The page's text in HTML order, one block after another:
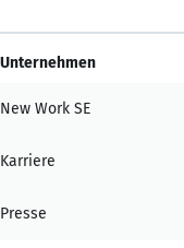
Unternehmen
New Work SE
Karriere
Presse